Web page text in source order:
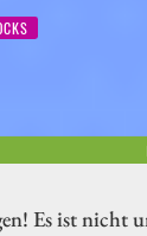
Es ist nicht